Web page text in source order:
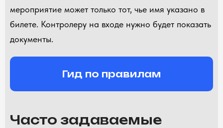
мероприятие может только тот, чье имя указано в
билете. Контролеру на входе нужно будет показать
документы.
Гид по правилам
Часто задаваемые